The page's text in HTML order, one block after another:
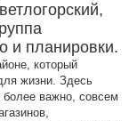
и планировки.
который
жизни. Здесь
более важно, совсем